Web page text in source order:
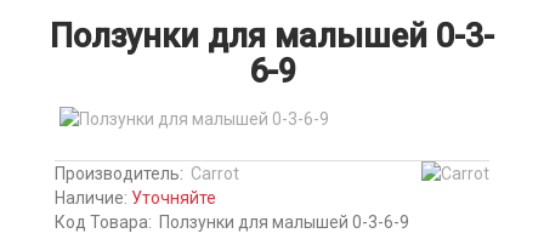
Ползунки для малышей 0-3-
6-9
Производитель: Carrot
Наличие: Уточняйте
Код Товара: Ползунки для малышей 0-3-6-9